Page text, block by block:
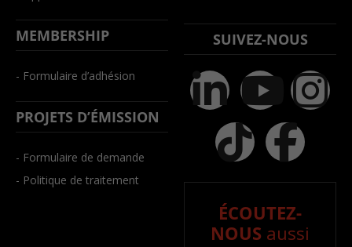
MEMBERSHIP
- Formulaire d’adhésion
PROJETS D’ÉMISSION
- Formulaire de demande
- Politique de traitement
SUIVEZ-NOUS
ÉCOUTEZ-
NOUS aussi